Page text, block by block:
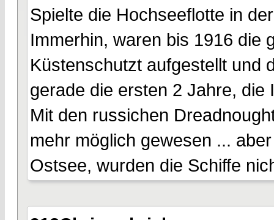
Spielte die Hochseeflotte in
Immerhin, waren bis 1916 die
Küstenschutzt aufgestellt und
gerade die ersten 2 Jahre,
Mit den russichen
mehr möglich gewesen ...
Ostsee, wurden die Schiffe